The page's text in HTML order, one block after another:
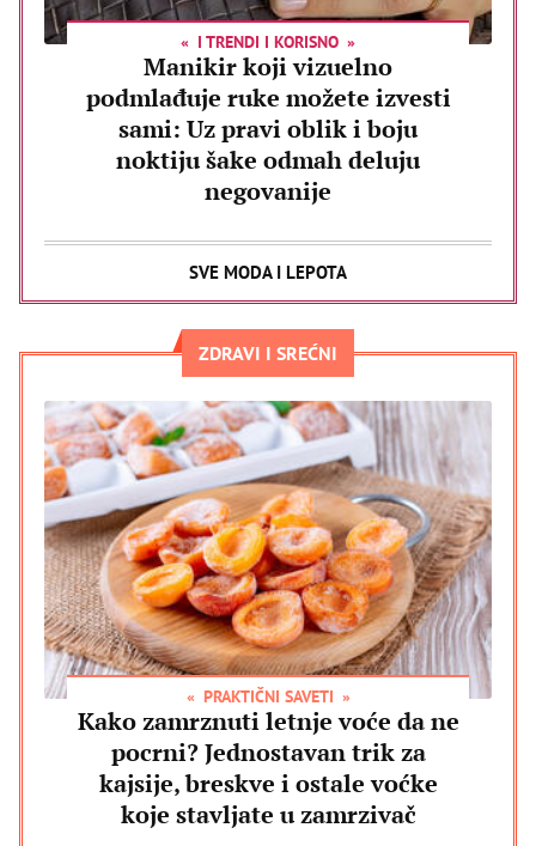
I TRENDI I KORISNO
Manikir koji vizuelno
podmlađuje ruke možete izvesti
sami: Uz pravi oblik i boju
noktiju šake odmah deluju
negovanije
SVE MODA I LEPOTA
ZDRAVI I SREĆNI
PRAKTIČNI SAVETI
Kako zamrznuti letnje voće da ne
pocrni? Jednostavan trik za
kajsije, breskve i ostale voćke
koje stavljate u zamrzivač